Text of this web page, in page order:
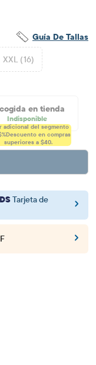
Guía De Tallas
XXL (16)
en tienda
Indisponible
adicional del segmento
Descuento en compras
superiores a $40.
Tarjeta de